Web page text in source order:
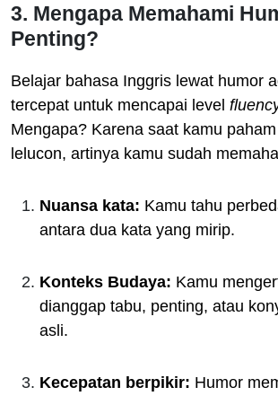
3. Mengapa Memahami
Penting?
Belajar bahasa Inggris lewat humor
tercepat untuk mencapai level
Mengapa? Karena saat kamu
lelucon, artinya kamu sudah
Nuansa kata: Kamu tahu
antara dua kata yang mirip.
Konteks Budaya: Kamu
dianggap tabu, penting, atau
asli.
Kecepatan berpikir: Humor